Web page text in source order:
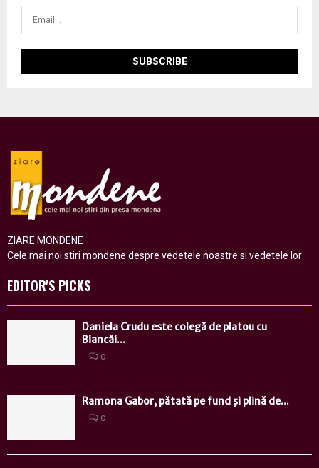
ZIARE MONDENE
Cele mai noi stiri mondene despre vedetele noastre si vedetele lor
EDITOR'S PICKS
Daniela Crudu este colegă de platou cu
Biancăi...
0
Ramona Gabor, pătată pe fund şi plină de...
0